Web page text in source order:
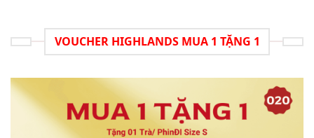
VOUCHER HIGHLANDS MUA 1 TẶNG 1